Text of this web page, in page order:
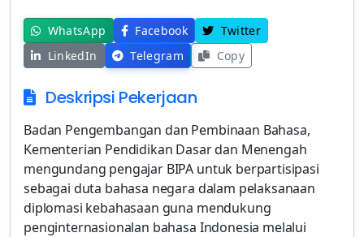
WhatsApp Facebook
Twitter
LinkedIn
Telegram Copy
Deskripsi Pekerjaan
Badan Pengembangan dan Pembinaan Bahasa,
Kementerian Pendidikan Dasar dan Menengah
mengundang pengajar BIPA untuk berpartisipasi
sebagai duta bahasa negara dalam pelaksanaan
diplomasi kebahasaan guna mendukung
penginternasionalan bahasa Indonesia melalui